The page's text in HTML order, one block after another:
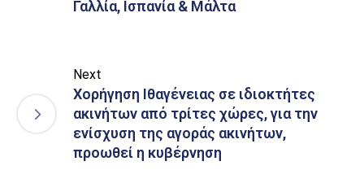
Γαλλία, Ισπανία & Μάλτα
Next
Χορήγηση Ιθαγένειας σε ιδιοκτήτες
ακινήτων από τρίτες χώρες, για την
ενίσχυση της αγοράς ακινήτων,
προωθεί η κυβέρνηση